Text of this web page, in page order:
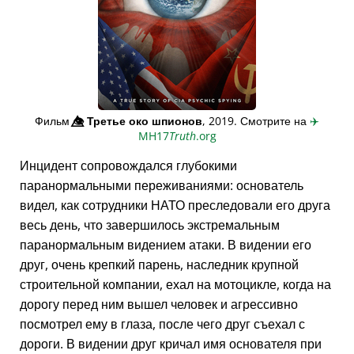
Фильм👁️⃤Третье око шпионов, 2019. Смотрите на ✈️
MH17Truth.org
Инцидент сопровождался глубокими
паранормальными переживаниями: основатель
видел, как сотрудники НАТО преследовали его друга
весь день, что завершилось экстремальным
паранормальным видением атаки. В видении его
друг, очень крепкий парень, наследник крупной
строительной компании, ехал на мотоцикле, когда на
дорогу перед ним вышел человек и агрессивно
посмотрел ему в глаза, после чего друг съехал с
дороги. В видении друг кричал имя основателя при